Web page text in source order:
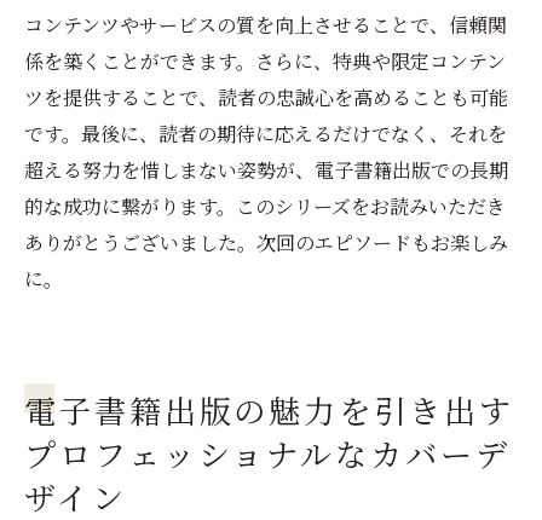
コンテンツやサービスの質を向上させることで、信頼関
係を築くことができます。さらに、特典や限定コンテン
ツを提供することで、読者の忠誠心を高めることも可能
です。最後に、読者の期待に応えるだけでなく、それを
超える努力を惜しまない姿勢が、電子書籍出版での長期
的な成功に繋がります。このシリーズをお読みいただき
ありがとうございました。次回のエピソードもお楽しみ
に。
電子書籍出版の魅力を引き出す
プロフェッショナルなカバーデ
ザイン